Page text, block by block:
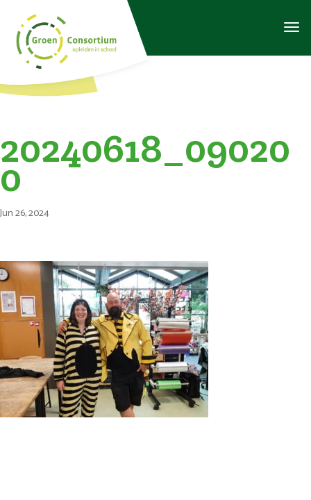
20240618_09020
0
Jun 26, 2024